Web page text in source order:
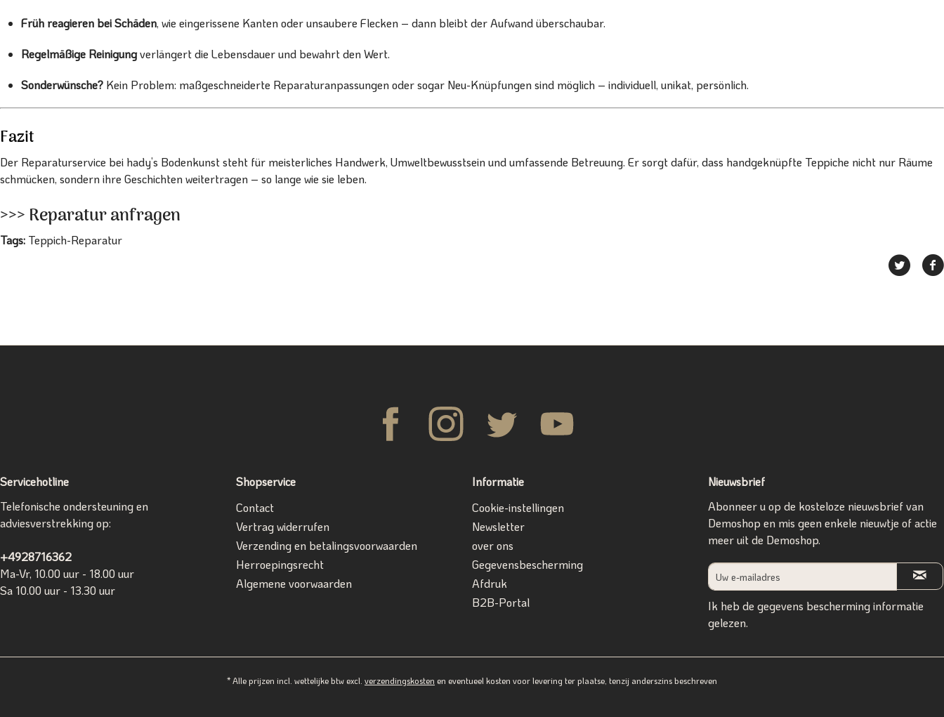
Früh reagieren bei Schäden, wie eingerissene Kanten oder unsaubere Flecken – dann bleibt der Aufwand überschaubar.
Regelmäßige Reinigungverlängert die Lebensdauer und bewahrt den Wert.
Sonderwünsche? Kein Problem: maßgeschneiderte Reparaturanpassungen oder sogar Neu-Knüpfungen sind möglich – individuell, unikat, persönlich.
Fazit
Der Reparaturservice bei hady’s Bodenkunst steht für meisterliches Handwerk, Umweltbewusstsein und umfassende Betreuung. Er sorgt dafür, dass handgeknüpfte Teppiche nicht nur Räume
schmücken, sondern ihre Geschichten weitertragen – so lange wie sie leben.
>>> Reparatur anfragen
Tags: Teppich-Reparatur
Servicehotline
Telefonische ondersteuning en
adviesverstrekking op:
+4928716362
Ma-Vr, 10.00 uur - 18.00 uur
Sa 10.00 uur - 13.30 uur
Shopservice
Contact
Vertrag widerrufen
Verzending en betalingsvoorwaarden
Herroepingsrecht
Algemene voorwaarden
Informatie
Cookie-instellingen
Newsletter
over ons
Gegevensbescherming
Afdruk
B2B-Portal
Nieuwsbrief
Abonneer u op de kosteloze nieuwsbrief van
Demoshop en mis geen enkele nieuwtje of actie
meer uit de Demoshop.
Ik heb de gegevens bescherming informatie
gelezen.
* Alle prijzen incl. wettelijke btw excl. verzendingskosten en eventueel kosten voor levering ter plaatse, tenzij anderszins beschreven